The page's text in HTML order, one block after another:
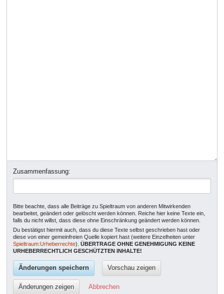
Zusammenfassung:
Bitte beachte, dass alle Beiträge zu Spieltraum von anderen Mitwirkenden
bearbeitet, geändert oder gelöscht werden können. Reiche hier keine Texte ein,
falls du nicht willst, dass diese ohne Einschränkung geändert werden können.
Du bestätigst hiermit auch, dass du diese Texte selbst geschrieben hast oder
diese von einer gemeinfreien Quelle kopiert hast (weitere Einzelheiten unter
Spieltraum:Urheberrechte).ÜBERTRAGE OHNE GENEHMIGUNG KEINE
URHEBERRECHTLICH GESCHÜTZTEN INHALTE!
Abbrechen